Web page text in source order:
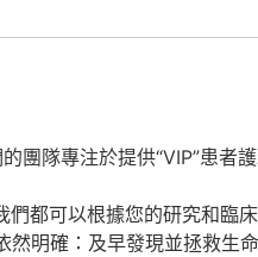
隊專注於提供“VIP”患者
都可以根據您的研究和臨
明確：及早發現並拯救生命